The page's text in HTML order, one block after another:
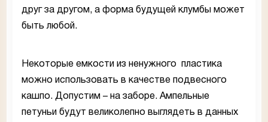
друг за другом, а форма будущей клумбы может
быть любой.
Некоторые емкости из ненужного пластика
можно использовать в качестве подвесного
кашпо. Допустим – на заборе. Ампельные
петуньи будут великолепно выглядеть в данных